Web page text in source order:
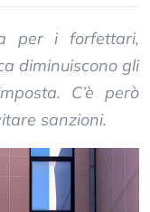
per i forfettari,
diminuiscono gli
C’è però
sanzioni.